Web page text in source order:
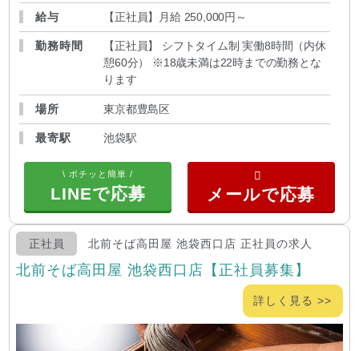
給与 【正社員】月給 250,000円～
勤務時間
【正社員】 シフトタイム制 実働8時間（内休
憩60分） ※18歳未満は22時までの勤務とな
ります
場所 東京都豊島区
最寄駅 池袋駅
\ ポチッと簡単 /
LINEで応募
正社員 北前そば高田屋 池袋西口店 正社員の求人
北前そば高田屋 池袋西口店【正社員募集】
詳しく見る >>